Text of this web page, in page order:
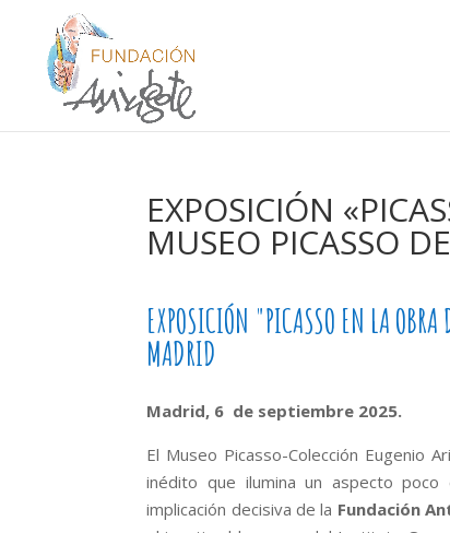
EXPOSICIÓN
MUSEO PICASSO
EXPOSICIÓN "PICASSO EN LA
MADRID
Madrid, 6 de septiembre 2025.
El Museo Picasso-Colección Eugenio
inédito que ilumina un aspecto
implicación decisiva de la Fundación